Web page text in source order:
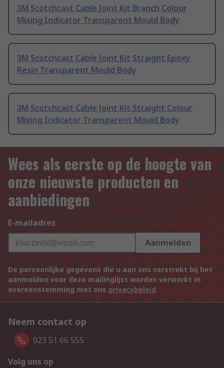
3M Scotchcast Cable Joint Kit Branch Colour
Mixing Indicator Transparent Mould Body
3M Scotchcast Cable Joint Kit Straight Epoxy
Resin Transparent Mould Body
3M Scotchcast Cable Joint Kit Straight Colour
Mixing Indicator Transparent Mould Body
Wees als eerste op de hoogte van
onze nieuwste producten en
aanbiedingen
E-mailadres
Aanmelden
De persoonlijke gegevens die u aan ons verstrekt bij het
aanmelden voor deze mailinglijst worden verwerkt in
overeenstemming met ons privacybeleid.
Neem contact op
023 51 66 555
Volg ons op